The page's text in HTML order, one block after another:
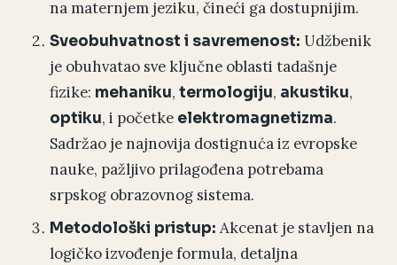
na maternjem jeziku, čineći ga dostupnijim.
Sveobuhvatnost i savremenost: Udžbenik
je obuhvatao sve ključne oblasti tadašnje
fizike: mehaniku, termologiju, akustiku,
optiku, i početke elektromagnetizma.
Sadržao je najnovija dostignuća iz evropske
nauke, pažljivo prilagođena potrebama
srpskog obrazovnog sistema.
Metodološki pristup: Akcenat je stavljen na
logičko izvođenje formula, detaljna